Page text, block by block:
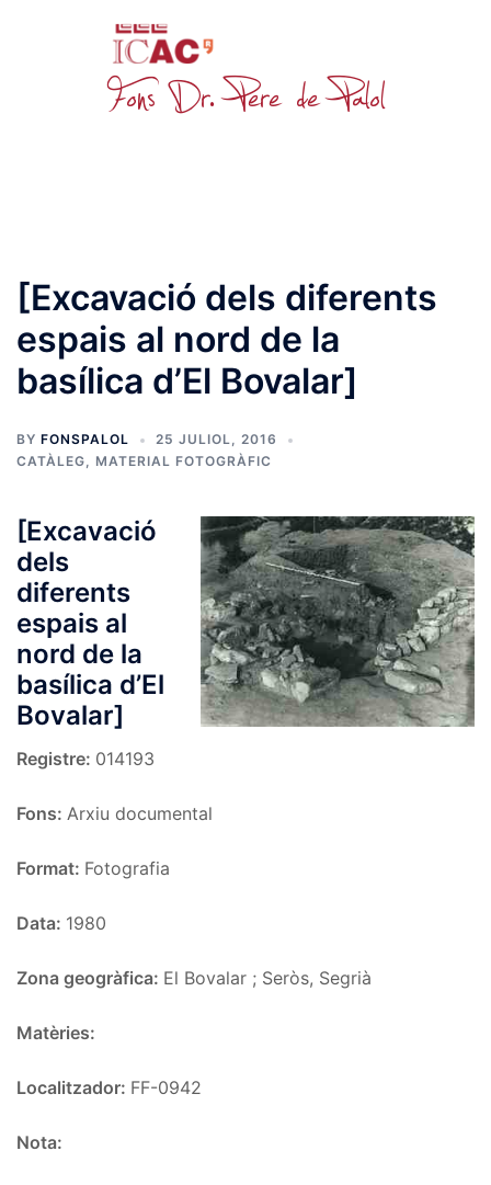
[Excavació dels diferents
espais al nord de la
basílica d’El Bovalar]
BY FONSPALOL
25 JULIOL, 2016
CATÀLEG, MATERIAL FOTOGRÀFIC
[Excavació
dels
diferents
espais al
nord de la
basílica d’El
Bovalar]
Registre: 014193
Fons: Arxiu documental
Format: Fotografia
Data: 1980
Zona geogràfica: El Bovalar ; Seròs, Segrià
Matèries:
Localitzador: FF-0942
Nota: